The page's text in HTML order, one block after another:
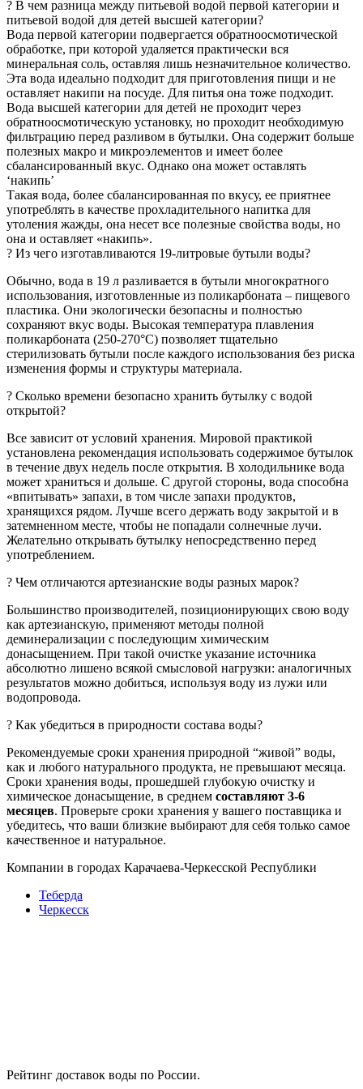
? В чем разница между питьевой водой первой категории и
питьевой водой для детей высшей категории?
Вода первой категории подвергается обратноосмотической
обработке, при которой удаляется практически вся
минеральная соль, оставляя лишь незначительное количество.
Эта вода идеально подходит для приготовления пищи и не
оставляет накипи на посуде. Для питья она тоже подходит.
Вода высшей категории для детей не проходит через
обратноосмотическую установку, но проходит необходимую
фильтрацию перед разливом в бутылки. Она содержит больше
полезных макро и микроэлементов и имеет более
сбалансированный вкус. Однако она может оставлять
‘накипь’
Такая вода, более сбалансированная по вкусу, ее приятнее
употреблять в качестве прохладительного напитка для
утоления жажды, она несет все полезные свойства воды, но
она и оставляет «накипь».
? Из чего изготавливаются 19-литровые бутыли воды?
Обычно, вода в 19 л разливается в бутыли многократного
использования, изготовленные из поликарбоната – пищевого
пластика. Они экологически безопасны и полностью
сохраняют вкус воды. Высокая температура плавления
поликарбоната (250-270°C) позволяет тщательно
стерилизовать бутыли после каждого использования без риска
изменения формы и структуры материала.
? Сколько времени безопасно хранить бутылку c водой
открытой?
Все зависит от условий хранения. Мировой практикой
установлена рекомендация использовать содержимое бутылок
в течение двух недель после открытия. В холодильнике вода
может храниться и дольше. С другой стороны, вода способна
«впитывать» запахи, в том числе запахи продуктов,
хранящихся рядом. Лучше всего держать воду закрытой и в
затемненном месте, чтобы не попадали солнечные лучи.
Желательно открывать бутылку непосредственно перед
употреблением.
? Чем отличаются артезианские воды разных марок?
Большинство производителей, позиционирующих свою воду
как артезианскую, применяют методы полной
деминерализации с последующим химическим
донасыщением. При такой очистке указание источника
абсолютно лишено всякой смысловой нагрузки: аналогичных
результатов можно добиться, используя воду из лужи или
водопровода.
? Как убедиться в природности состава воды?
Рекомендуемые сроки хранения природной “живой” воды,
как и любого натурального продукта, не превышают месяца.
Сроки хранения воды, прошедшей глубокую очистку и
химическое донасыщение, в среднем составляют 3-6
месяцев. Проверьте сроки хранения у вашего поставщика и
убедитесь, что ваши близкие выбирают для себя только самое
качественное и натуральное.
Компании в городах Карачаева-Черкесской Республики
Теберда
Черкесск
Рейтинг доставок воды по России.